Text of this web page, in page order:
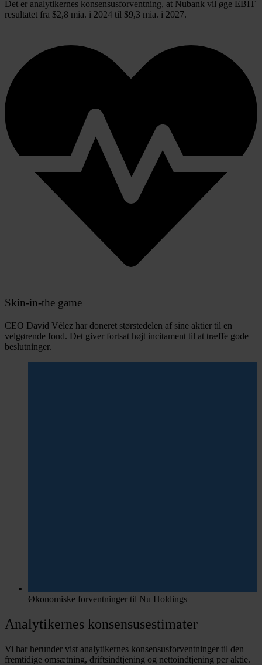
Det er analytikernes konsensusforventning, at Nubank vil øge EBIT
resultatet fra $2,8 mia. i 2024 til $9,3 mia. i 2027.
Skin-in-the game
CEO David Vélez har doneret størstedelen af sine aktier til en
velgørende fond. Det giver fortsat højt incitament til at træffe gode
beslutninger.
Økonomiske forventninger til Nu Holdings
Analytikernes konsensusestimater
Vi har herunder vist analytikernes konsensusforventninger til den
fremtidige omsætning, driftsindtjening og nettoindtjening per aktie.